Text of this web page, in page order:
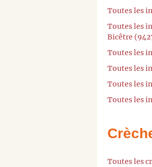
Toutes les
Toutes les
Bicêtre
Toutes les
Toutes les
Toutes les
Toutes les
Toutes les